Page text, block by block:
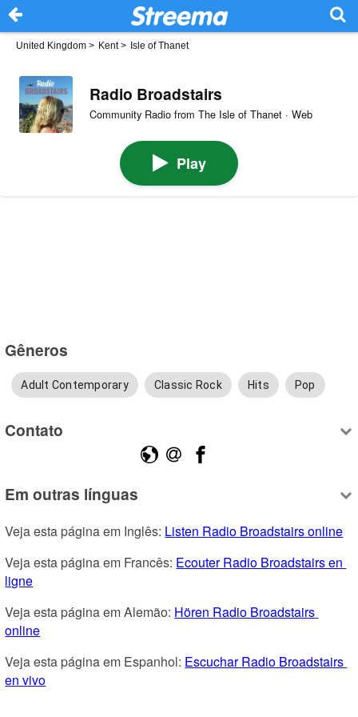
United Kingdom > Kent> Isle of Thanet
Radio Broadstairs
Community Radio from The Isle of Thanet · Web
Play
Gêneros
Adult Contemporary Classic Rock Hits Pop
Contato
Em outras línguas
Veja esta página em Inglês: Listen Radio Broadstairs online
Veja esta página em Francês: Ecouter Radio Broadstairs en
ligne
Veja esta página em Alemão: Hören Radio Broadstairs
online
Veja esta página em Espanhol: Escuchar Radio Broadstairs
en vivo